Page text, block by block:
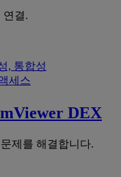
연결.
, 통합성
세스
DEX
제를 해결합니다.